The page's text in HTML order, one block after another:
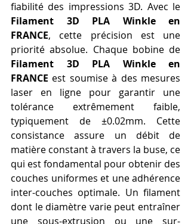
Filament 3D PLA Winkle en
FRANCE, cette précision est une
Filament 3D PLA Winkle en
FRANCE est soumise à des mesures
laser en ligne pour garantir une
tolérance extrêmement faible,
typiquement de ±0.02mm. Cette
consistance assure un débit de
matière constant à travers la buse, ce
qui est fondamental pour obtenir des
couches uniformes et une adhérence
inter-couches optimale. Un filament
dont le diamètre varie peut entraîner
une sous-extrusion ou une sur-